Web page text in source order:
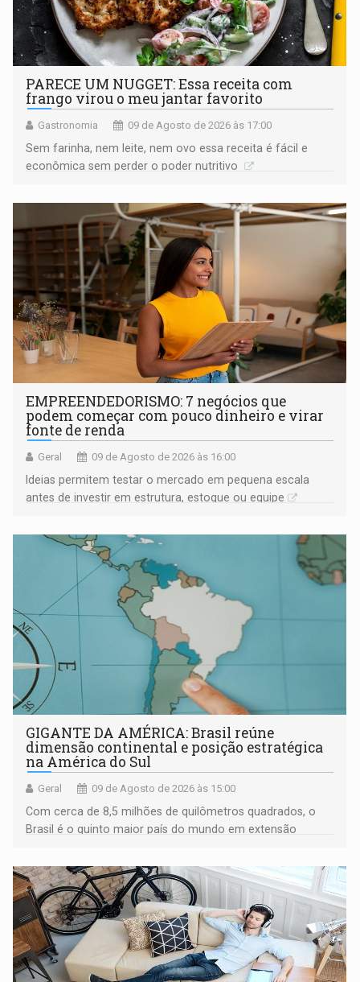
PARECE UM NUGGET: Essa receita com
frango virou o meu jantar favorito
Gastronomia 09 de Agosto de 2026 às 17:00
Sem farinha, nem leite, nem ovo essa receita é fácil e
econômica sem perder o poder nutritivo
EMPREENDEDORISMO: 7 negócios que
podem começar com pouco dinheiro e virar
fonte de renda
Geral 09 de Agosto de 2026 às 16:00
Ideias permitem testar o mercado em pequena escala
antes de investir em estrutura, estoque ou equipe
GIGANTE DA AMÉRICA: Brasil reúne
dimensão continental e posição estratégica
na América do Sul
Geral 09 de Agosto de 2026 às 15:00
Com cerca de 8,5 milhões de quilômetros quadrados, o
Brasil é o quinto maior país do mundo em extensão